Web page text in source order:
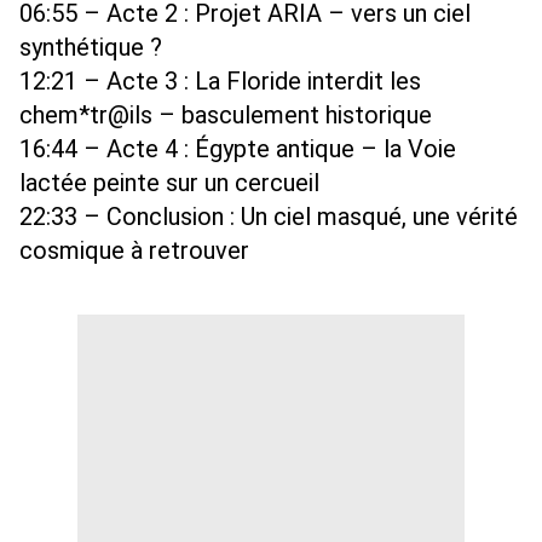
06:55 – Acte 2 : Projet ARIA – vers un ciel
synthétique ?
12:21 – Acte 3 : La Floride interdit les
chem*tr@ils – basculement historique
16:44 – Acte 4 : Égypte antique – la Voie
lactée peinte sur un cercueil
22:33 – Conclusion : Un ciel masqué, une vérité
cosmique à retrouver